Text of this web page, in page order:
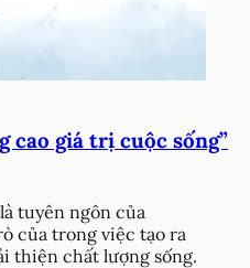
cao giá trị cuộc sống”
tuyên ngôn của
của trong việc tạo ra
thiện chất lượng sống.